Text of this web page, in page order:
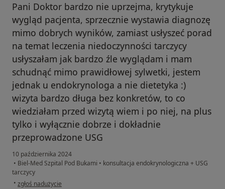
Pani Doktor bardzo nie uprzejma, krytykuje
wygląd pacjenta, sprzecznie wystawia diagnozę
mimo dobrych wyników, zamiast usłyszeć porad
na temat leczenia niedoczynności tarczycy
usłyszałam jak bardzo źle wyglądam i mam
schudnąć mimo prawidłowej sylwetki, jestem
jednak u endokrynologa a nie dietetyka :)
wizyta bardzo długa bez konkretów, to co
wiedziałam przed wizytą wiem i po niej, na plus
tylko i wyłącznie dobrze i dokładnie
przeprowadzone USG
10 października 2024
• Biel-Med Szpital Pod Bukami • konsultacja endokrynologiczna + USG
tarczycy
• w opinii użytkownika KL
zgłoś nadużycie